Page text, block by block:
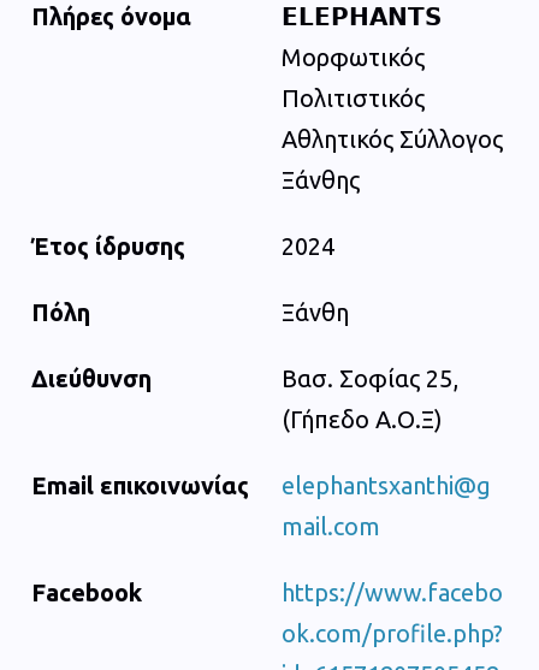
Πλήρες όνομα
𝗘𝗟𝗘𝗣𝗛𝗔𝗡𝗧𝗦
Μορφωτικός
Πολιτιστικός
Αθλητικός Σύλλογος
Ξάνθης
Έτος ίδρυσης 2024
Πόλη Ξάνθη
Διεύθυνση
Βασ. Σοφίας 25,
(Γήπεδο Α.Ο.Ξ)
Email επικοινωνίας
elephantsxanthi@g
mail.com
Facebook
https://www.facebo
ok.com/profile.php?